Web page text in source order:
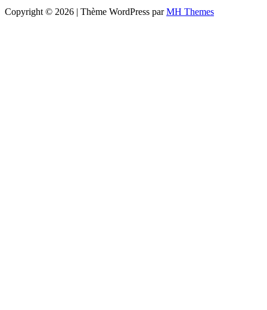
Copyright © 2026 | Thème WordPress parMH Themes